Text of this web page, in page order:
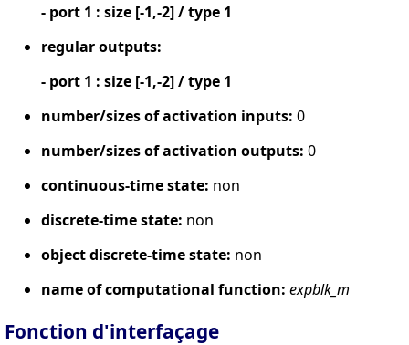
- port 1 : size [-1,-2] / type 1
regular outputs:
- port 1 : size [-1,-2] / type 1
number/sizes of activation inputs: 0
number/sizes of activation outputs: 0
continuous-time state: non
discrete-time state: non
object discrete-time state: non
name of computational function: expblk_m
Fonction d'interfaçage